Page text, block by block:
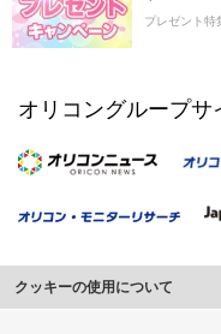
プレゼント特
オリコングループサ
クッキーの使用について
このサイトでは Cookie を使用